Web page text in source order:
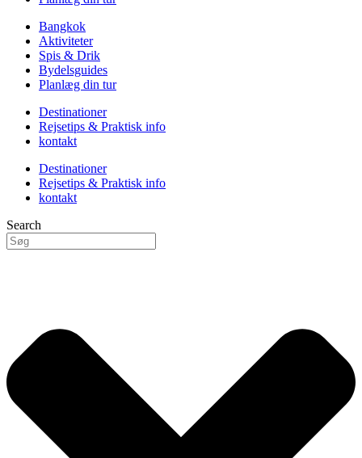
Bangkok
Aktiviteter
Spis & Drik
Bydelsguides
Planlæg din tur
Destinationer
Rejsetips & Praktisk info
kontakt
Destinationer
Rejsetips & Praktisk info
kontakt
Search